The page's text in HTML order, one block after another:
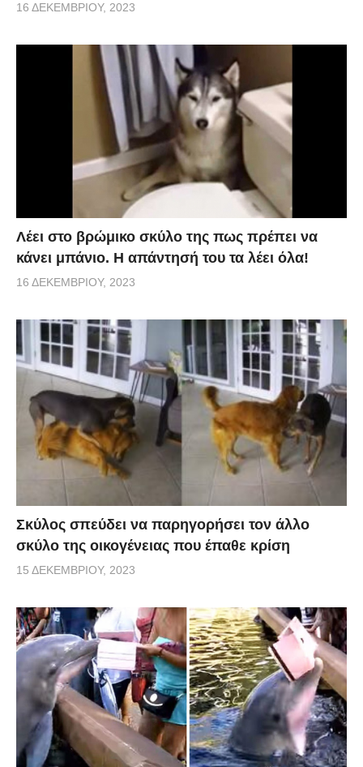
16 ΔΕΚΕΜΒΡΊΟΥ, 2023
Λέει στο βρώμικο σκύλο της πως πρέπει να
κάνει μπάνιο. Η απάντησή του τα λέει όλα!
16 ΔΕΚΕΜΒΡΊΟΥ, 2023
Σκύλος σπεύδει να παρηγορήσει τον άλλο
σκύλο της οικογένειας που έπαθε κρίση
15 ΔΕΚΕΜΒΡΊΟΥ, 2023